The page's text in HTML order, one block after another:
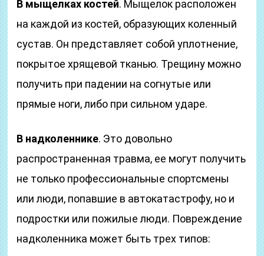
В мыщелках костей. Мыщелок расположен
на каждой из костей, образующих коленный
сустав. Он представляет собой уплотнение,
покрытое хрящевой тканью. Трещину можно
получить при падении на согнутые или
прямые ноги, либо при сильном ударе.
В надколеннике. Это довольно
распространенная травма, ее могут получить
не только профессиональные спортсмены
или люди, попавшие в автокатастрофу, но и
подростки или пожилые люди. Повреждение
надколенника может быть трех типов: